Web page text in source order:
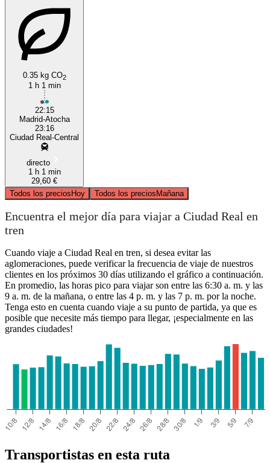
0.35 kg CO2
1 h 1 min
22:15
Madrid-Atocha
23:16
Ciudad Real-Central
directo
1 h 1 min
29,60 €
Todos los preciosHoy Todos los preciosMañana
Encuentra el mejor día para viajar a Ciudad Real en
tren
Cuando viaje a Ciudad Real en tren, si desea evitar las
aglomeraciones, puede verificar la frecuencia de viaje de nuestros
clientes en los próximos 30 días utilizando el gráfico a continuación.
En promedio, las horas pico para viajar son entre las 6:30 a. m. y las
9 a. m. de la mañana, o entre las 4 p. m. y las 7 p. m. por la noche.
Tenga esto en cuenta cuando viaje a su punto de partida, ya que es
posible que necesite más tiempo para llegar, ¡especialmente en las
grandes ciudades!
Transportistas en esta ruta